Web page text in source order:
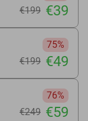
€199 €39
75%
€199 €49
76%
€249 €59